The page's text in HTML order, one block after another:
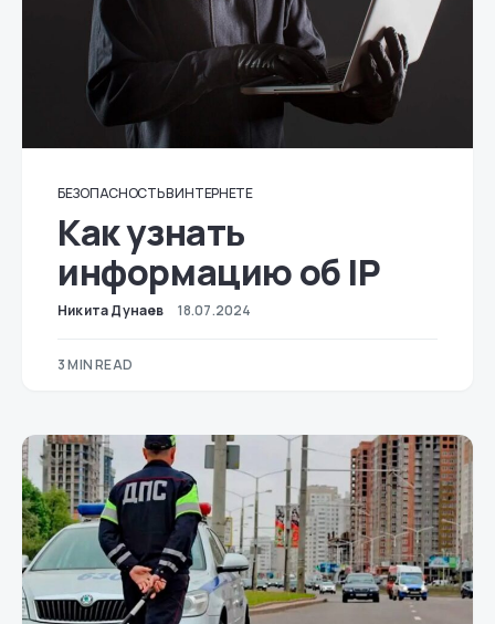
БЕЗОПАСНОСТЬ В ИНТЕРНЕТЕ
Как узнать
информацию об IP
Никита Дунаев 18.07.2024
3 MIN READ